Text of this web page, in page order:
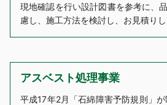
現地確認を行い設計図書を参考に、
慮し、施工方法を検討し、お見積りし
アスベスト処理事業
平成17年2月「石綿障害予防規則」